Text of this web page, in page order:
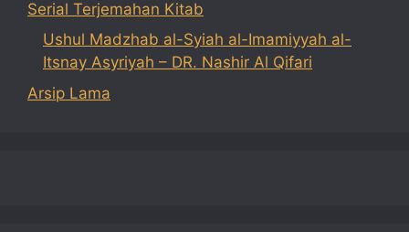
Serial Terjemahan Kitab
Ushul Madzhab al-Syiah al-Imamiyyah al-
Itsnay Asyriyah – DR. Nashir Al Qifari
Arsip Lama